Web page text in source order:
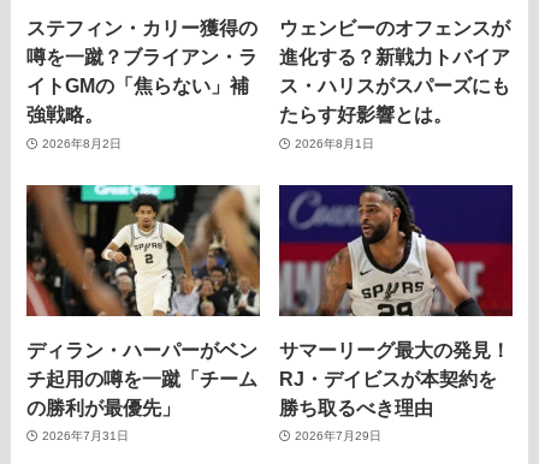
ステフィン・カリー獲得の
噂を一蹴？ブライアン・ラ
イトGMの「焦らない」補
強戦略。
2026年8月2日
ウェンビーのオフェンスが
進化する？新戦力トバイア
ス・ハリスがスパーズにも
たらす好影響とは。
2026年8月1日
ディラン・ハーパーがベン
チ起用の噂を一蹴「チーム
の勝利が最優先」
2026年7月31日
サマーリーグ最大の発見！
RJ・デイビスが本契約を
勝ち取るべき理由
2026年7月29日